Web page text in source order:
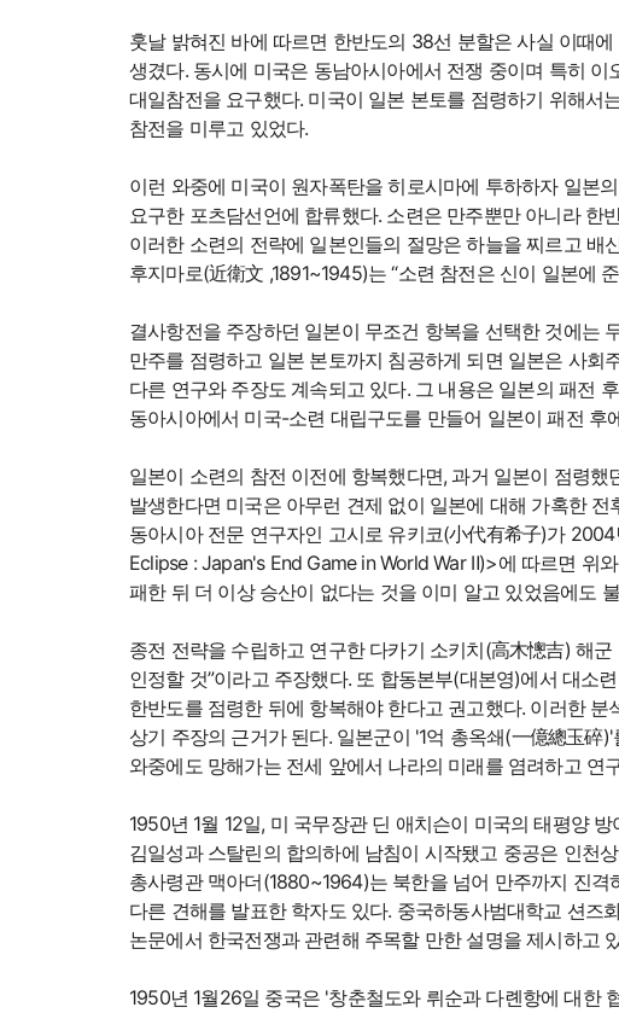
훗날 밝혀진 바에 따르면 한반도의 38선 분할은 사실 이때
생겼다. 동시에 미국은 동남아시아에서 전쟁 중이며 특히
대일참전을 요구했다. 미국이 일본 본토를 점령하기 위해서
참전을 미루고 있었다.
이런 와중에 미국이 원자폭탄을 히로시마에 투하하자 일본
요구한 포츠담선언에 합류했다. 소련은 만주뿐만 아니라
이러한 소련의 전략에 일본인들의 절망은 하늘을 찌르고
후지마로(近衛文 ,1891~1945)는 “소련 참전은 신이 일본에
결사항전을 주장하던 일본이 무조건 항복을 선택한 것에는
만주를 점령하고 일본 본토까지 침공하게 되면 일본은 사
다른 연구와 주장도 계속되고 있다. 그 내용은 일본의 패전
동아시아에서 미국-소련 대립구도를 만들어 일본이 패전
일본이 소련의 참전 이전에 항복했다면, 과거 일본이 점령
발생한다면 미국은 아무런 견제 없이 일본에 대해 가혹한
동아시아 전문 연구자인 고시로 유키코(小代有希子)가
Eclipse : Japan's End Game in World War Ⅱ)>에 따르면 위
패한 뒤 더 이상 승산이 없다는 것을 이미 알고 있었음에도
종전 전략을 수립하고 연구한 다카기 소키치(高木憁吉) 해
인정할 것”이라고 주장했다. 또 합동본부(대본영)에서 대소
한반도를 점령한 뒤에 항복해야 한다고 권고했다. 이러한
상기 주장의 근거가 된다. 일본군이 '1억 총옥쇄(一億總玉
와중에도 망해가는 전세 앞에서 나라의 미래를 염려하고
1950년 1월 12일, 미 국무장관 딘 애치슨이 미국의 태평양
김일성과 스탈린의 합의하에 남침이 시작됐고 중공은 인천
총사령관 맥아더(1880~1964)는 북한을 넘어 만주까지 진
다른 견해를 발표한 학자도 있다. 중국하동사범대학교 션
논문에서 한국전쟁과 관련해 주목할 만한 설명을 제시하고
1950년 1월26일 중국은 '창춘철도와 뤼순과 다롄항에 대한